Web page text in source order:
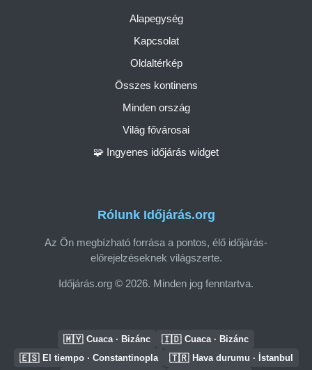
Rólunk Időjárás.org
Az Ön megbízható forrása a pontos, élő időjárás-
előrejelzéseknek világszerte.
Időjárás.org © 2026. Minden jog fenntartva.
Alapegység
Kapcsolat
Oldaltérkép
Összes kontinens
Minden ország
Világ fővárosai
🧩 Ingyenes időjárás widget
🇲🇾 Cuaca · Bizánc 🇮🇩 Cuaca · Bizánc
🇪🇸 El tiempo · Constantinopla 🇹🇷 Hava durumu · İstanbul